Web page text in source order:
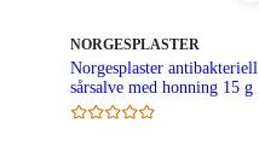
MERKE:
NORGESPLASTER
Norgesplaster antibakteriell
sårsalve med honning 15 g